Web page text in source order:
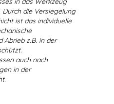
die Versiegelung
ist das individuelle
Abrieb z.B. in der
auch nach
in der